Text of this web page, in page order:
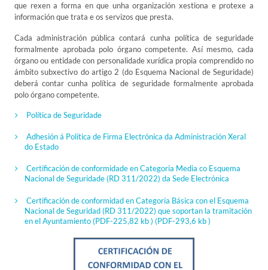
que rexen a forma en que unha organización xestiona e protexe a
información que trata e os servizos que presta.
Cada administración pública contará cunha política de seguridade
formalmente aprobada polo órgano competente. Así mesmo, cada
órgano ou entidade con personalidade xurídica propia comprendido no
ámbito subxectivo do artigo 2 (do Esquema Nacional de Seguridade)
deberá contar cunha política de seguridade formalmente aprobada
polo órgano competente.
Política de Seguridade
Adhesión á Política de Firma Electrónica da Administración Xeral
do Estado
Certificación de conformidade en Categoria Media co Esquema
Nacional de Seguridade (RD 311/2022) da Sede Electrónica
Certificación de conformidad en Categoría Básica con el Esquema
Nacional de Seguridad (RD 311/2022) que soportan la tramitación
en el Ayuntamiento (PDF-225,82 kb ) (PDF-293,6 kb )